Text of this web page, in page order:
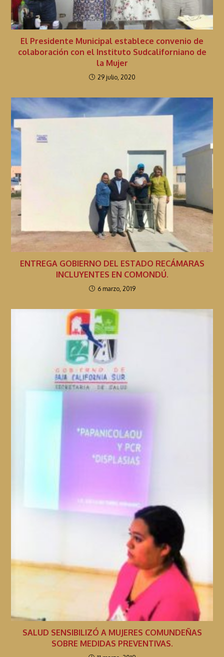
El Presidente Municipal establece convenio de
colaboración con el Instituto Sudcaliforniano de
la Mujer
29 julio, 2020
ENTREGA GOBIERNO DEL ESTADO RECÁMARAS
INCLUYENTES EN COMONDÚ.
6 marzo, 2019
SALUD SENSIBILIZÓ A MUJERES COMUNDEÑAS
SOBRE MEDIDAS PREVENTIVAS.